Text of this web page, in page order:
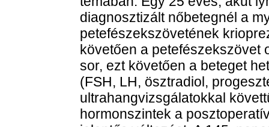
diagnosztizált nőbetegnél a
petefészekszövetének
követően a petefészekszövet
sor, ezt követően a beteget
(FSH, LH, ösztradiol,
ultrahangvizsgálatokkal
hormonszintek a